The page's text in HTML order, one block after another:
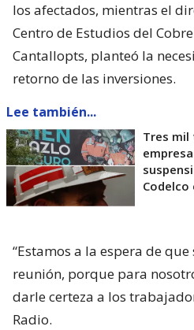
los afectados, mientras el
Centro de Estudios del
Cantallopts, planteó la
retorno de las inversiones.
Lee también...
Tres mil
Codelco
“Estamos a la espera de
reunión, porque para
darle certeza a los
Radio.